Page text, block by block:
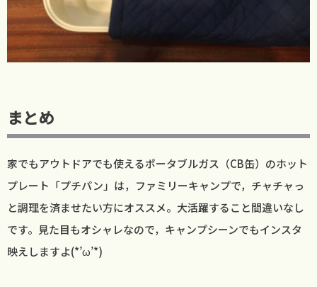
まとめ
家でもアウトドアでも使えるポータブルガス（CB缶）のホット
プレート「プチパン」は，ファミリーキャンプで，チャチャっ
と調理を済ませたい方にオススメ。大活躍すること間違いなし
です。見た目もオシャレなので，キャンプシーンでもインスタ
映えしますよ(*’ω’*)